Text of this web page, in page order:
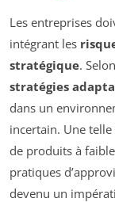
Les entreprises
intégrant les
stratégique.
stratégies
dans un
incertain. Une
de produits à
pratiques
devenu un